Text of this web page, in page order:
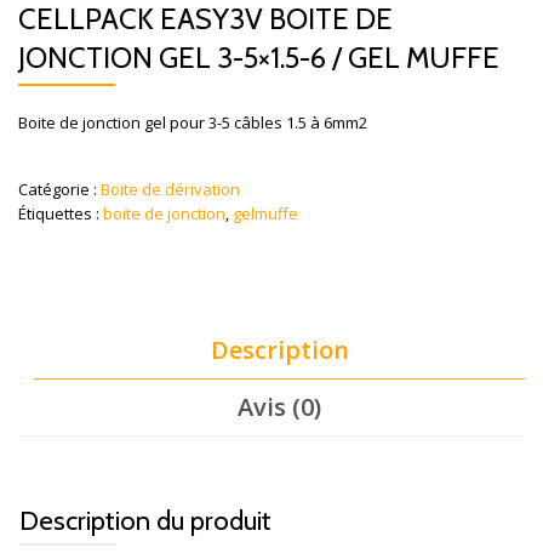
CELLPACK EASY3V BOITE DE
JONCTION GEL 3-5×1.5-6 / GEL MUFFE
Boite de jonction gel pour 3-5 câbles 1.5 à 6mm2
Catégorie : Boite de dérivation
Étiquettes : boite de jonction, gelmuffe
Description
Avis (0)
Description du produit